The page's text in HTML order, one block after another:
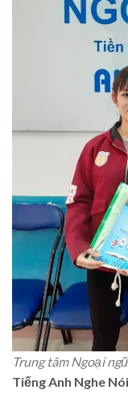
Trung tâm Ngoại
Tiếng Anh Nghe